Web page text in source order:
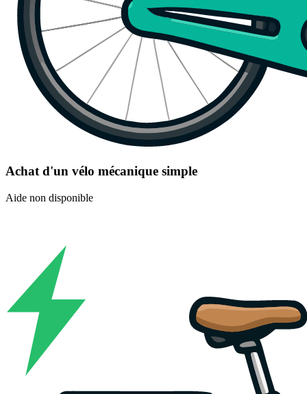
Achat d'un vélo mécanique simple
Aide non disponible